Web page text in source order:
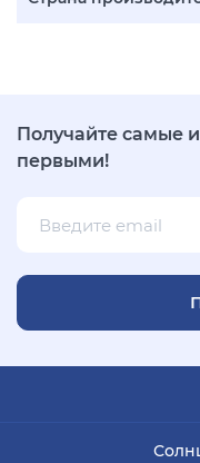
Получайте самые
первыми!